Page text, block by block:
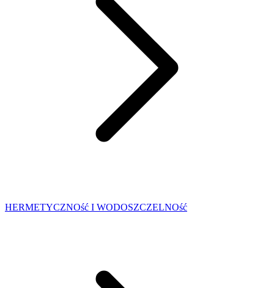
HERMETYCZNOść I WODOSZCZELNOść